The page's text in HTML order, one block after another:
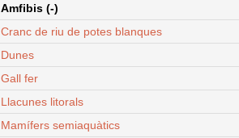
Amfibis (-)
Cranc de riu de potes blanques
Dunes
Gall fer
Llacunes litorals
Mamífers semiaquàtics